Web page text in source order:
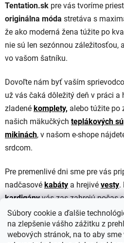
Súbory cookie a ďalšie
na zlepšenie vášho zážitku z
webových stránok, na to aby
Tentation.sk pre vás tvoríme
originálna móda stretáva s
že ako moderná žena túžite po
nie sú len sezónnou záležitosťou,
vo vašom šatníku.
Dovoľte nám byť vaším
už vás čaká dôležitý deň v práci a
zladené komplety, alebo túžite po
našich mäkučkých teplákových
mikinách, v našom e-shope
srdcom.
Pre premenlivé dni sme pre vás
nadčasové kabáty a hrejivé vesty.
kardigányvás zas zahrejú počas
doplnia naše jemnéblúzkya
najjednoduchšienohavice
vďaka správne zvoleným